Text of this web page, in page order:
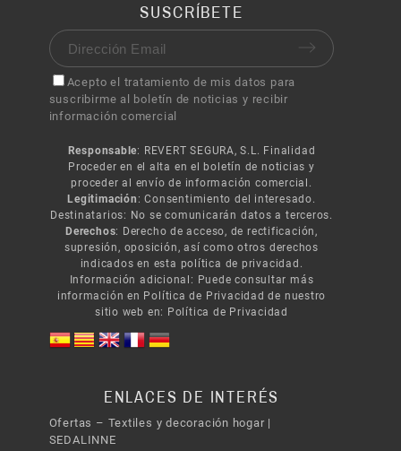
SUSCRÍBETE
Acepto el tratamiento de mis datos para
suscribirme al boletín de noticias y recibir
información comercial
Responsable: REVERT SEGURA, S.L. Finalidad
Proceder en el alta en el boletín de noticias y
proceder al envío de información comercial.
Legitimación : Consentimiento del interesado.
Destinatarios: No se comunicarán datos a terceros.
Derechos: Derecho de acceso, de rectificación,
supresión, oposición, así como otros derechos
indicados en esta política de privacidad.
Información adicional: Puede consultar más
información en Política de Privacidad de nuestro
sitio web en: Política de Privacidad
ENLACES DE INTERÉS
Ofertas – Textiles y decoración hogar |
SEDALINNE